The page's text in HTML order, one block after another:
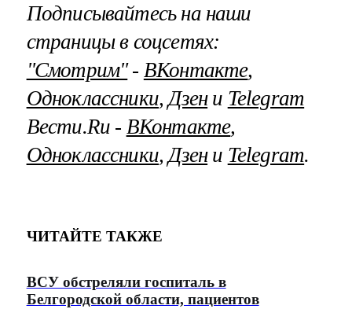
Подписывайтесь на наши
страницы в соцсетях:
"Смотрим"‐ ВКонтакте,
Одноклассники, Дзени Telegram
Вести.Ru ‐ ВКонтакте,
Одноклассники, Дзени Telegram.
ЧИТАЙТЕ ТАКЖЕ
ВСУ обстреляли госпиталь в
Белгородской области, пациентов